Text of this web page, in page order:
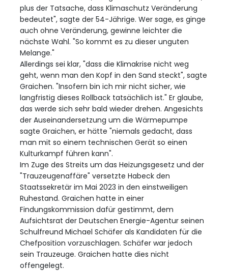
plus der Tatsache, dass Klimaschutz Veränderung
bedeutet", sagte der 54-Jährige. Wer sage, es ginge
auch ohne Veränderung, gewinne leichter die
nächste Wahl. "So kommt es zu dieser unguten
Melange."
Allerdings sei klar, "dass die Klimakrise nicht weg
geht, wenn man den Kopf in den Sand steckt", sagte
Graichen. "Insofern bin ich mir nicht sicher, wie
langfristig dieses Rollback tatsächlich ist." Er glaube,
das werde sich sehr bald wieder drehen. Angesichts
der Auseinandersetzung um die Wärmepumpe
sagte Graichen, er hätte "niemals gedacht, dass
man mit so einem technischen Gerät so einen
Kulturkampf führen kann".
Im Zuge des Streits um das Heizungsgesetz und der
"Trauzeugenaffäre" versetzte Habeck den
Staatssekretär im Mai 2023 in den einstweiligen
Ruhestand. Graichen hatte in einer
Findungskommission dafür gestimmt, dem
Aufsichtsrat der Deutschen Energie-Agentur seinen
Schulfreund Michael Schäfer als Kandidaten für die
Chefposition vorzuschlagen. Schäfer war jedoch
sein Trauzeuge. Graichen hatte dies nicht
offengelegt.